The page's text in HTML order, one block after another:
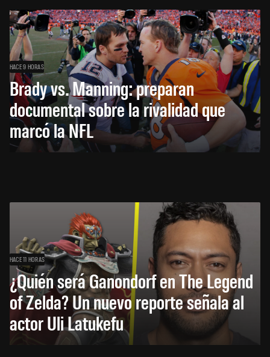
HACE 9 HORAS
Brady vs. Manning: preparan
documental sobre la rivalidad que
marcó la NFL
HACE 11 HORAS
¿Quién será Ganondorf en The Legend
of Zelda? Un nuevo reporte señala al
actor Uli Latukefu